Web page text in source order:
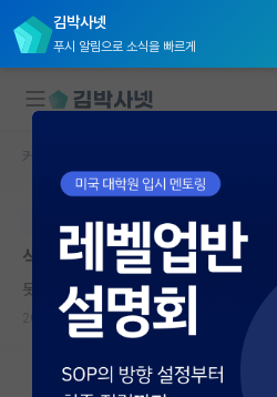
김박사넷
푸시 알림으로 소식을 빠르게
대학원생 모집
국내대학원 정보
연구실&오픈랩
커뮤니티
커뮤니티 홈
커뮤니티 홈
본문이 수정되지 않는 박제글입니다.
석사 3개월차 첫 논문이 곧 마무
못된 프랜시스 베이컨
2024.09.04 7 5486